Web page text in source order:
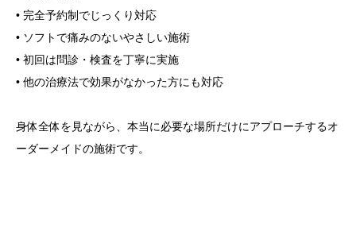
• 完全予約制でじっくり対応
• ソフトで痛みのないやさしい施術
• 初回は問診・検査を丁寧に実施
• 他の治療法で効果がなかった方にも対応
身体全体を見ながら、本当に必要な場所だけにアプローチするオ
ーダーメイドの施術です。